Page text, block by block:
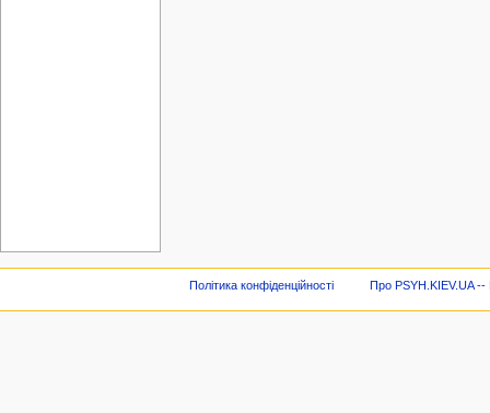
Політика конфіденційності Про PSYH.KIEV.UA --